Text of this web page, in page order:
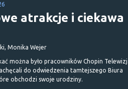
atrakcje i ciekawa
Monika Wejer
można było pracowników Chopin
do odwiedzenia tamtejszego Biura
obchodzi swoje urodziny.